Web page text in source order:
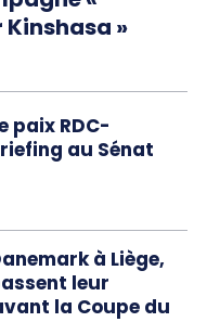
»
paix RDC-
au Sénat
à Liège,
leur
la Coupe du